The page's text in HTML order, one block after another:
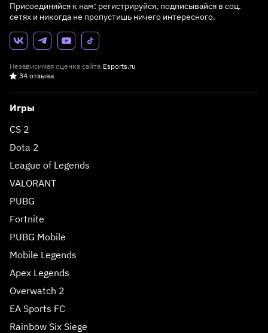
Присоединяйся к нам: регистрируйся, подписывайся в соц.
сетях и никогда не пропустишь ничего интересного.
Независимая оценка сайта Esports.ru
34 отзыва
Игры
CS 2
Dota 2
League of Legends
VALORANT
PUBG
Fortnite
PUBG Mobile
Mobile Legends
Apex Legends
Overwatch 2
EA Sports FC
Rainbow Six Siege